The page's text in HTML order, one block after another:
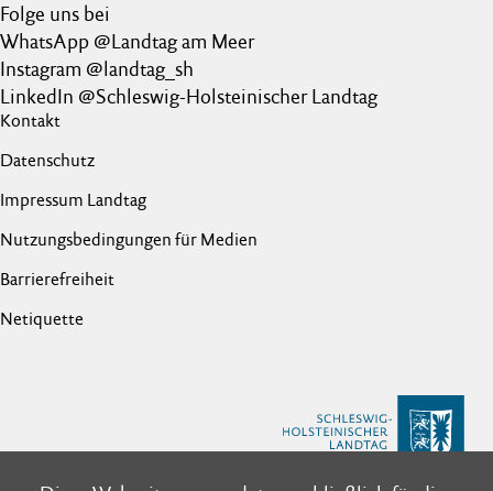
Folge uns bei
WhatsApp @Landtag am Meer
Instagram @landtag_sh
LinkedIn @Schleswig-Holsteinischer Landtag
Kontakt
Datenschutz
Impressum Landtag
Nutzungsbedingungen für Medien
Barrierefreiheit
Netiquette